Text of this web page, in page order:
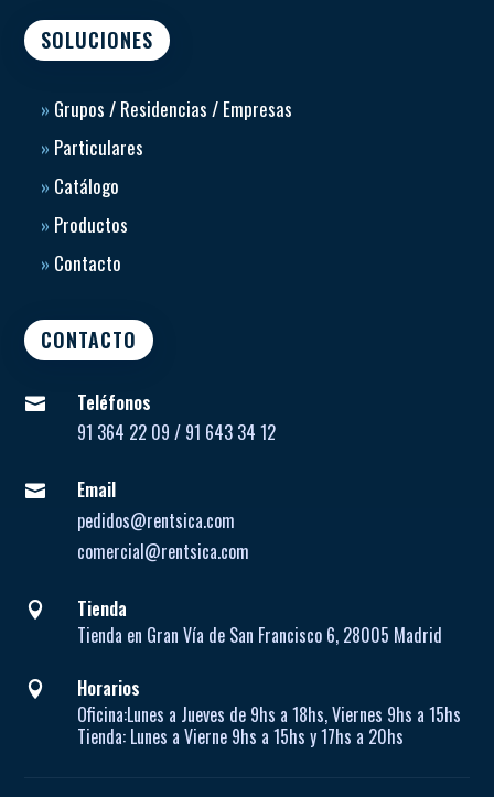
SOLUCIONES
» Grupos / Residencias / Empresas
» Particulares
» Catálogo
» Productos
» Contacto
CONTACTO

Teléfonos
91 364 22 09 / 91 643 34 12

Email
pedidos@rentsica.com
comercial@rentsica.com

Tienda
Tienda en Gran Vía de San Francisco 6, 28005 Madrid

Horarios
Oficina:Lunes a Jueves de9hs a 18hs, Viernes 9hs a 15hs
Tienda: Lunes a Vierne9hs a 15hs y 17hs a 20hs